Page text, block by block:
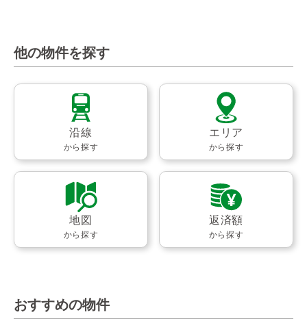
他の物件を探す
沿線
から探す
エリア
から探す
地図
から探す
返済額
から探す
おすすめの物件